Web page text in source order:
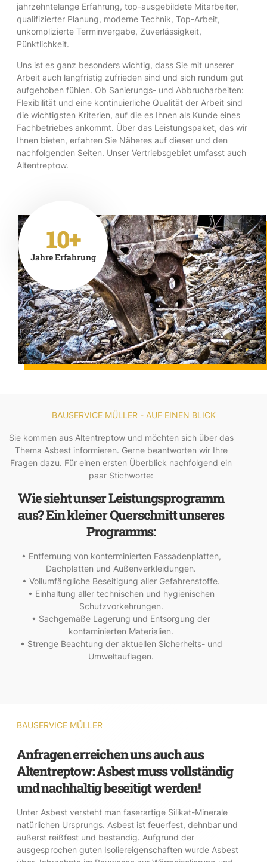
jahrzehntelange Erfahrung, top-ausgebildete Mitarbeiter,
qualifizierter Planung, moderne Technik, Top-Arbeit,
unkomplizierte Terminvergabe, Zuverlässigkeit,
Pünktlichkeit.
Uns ist es ganz besonders wichtig, dass Sie mit unserer
Arbeit auch langfristig zufrieden sind und sich rundum gut
aufgehoben fühlen. Ob Sanierungs- und Abbrucharbeiten:
Flexibilität und eine kontinuierliche Qualität der Arbeit sind
die wichtigsten Kriterien, auf die es Ihnen als Kunde eines
Fachbetriebes ankommt. Über das Leistungspaket, das wir
Ihnen bieten, erfahren Sie Näheres auf dieser und den
nachfolgenden Seiten. Unser Vertriebsgebiet umfasst auch
Altentreptow.
10+
Jahre Erfahrung
BAUSERVICE MÜLLER - AUF EINEN BLICK
Sie kommen aus Altentreptow und möchten sich über das
Thema Asbest informieren. Gerne beantworten wir Ihre
Fragen dazu. Für einen ersten Überblick nachfolgend ein
paar Stichworte:
Wie sieht unser Leistungsprogramm
aus? Ein kleiner Querschnitt unseres
Programms:
• Entfernung von konterminierten Fassadenplatten,
Dachplatten und Außenverkleidungen.
• Vollumfängliche Beseitigung aller Gefahrenstoffe.
• Einhaltung aller technischen und hygienischen
Schutzvorkehrungen.
• Sachgemäße Lagerung und Entsorgung der
kontaminierten Materialien.
• Strenge Beachtung der aktuellen Sicherheits- und
Umweltauflagen.
BAUSERVICE MÜLLER
Anfragen erreichen uns auch aus
Altentreptow: Asbest muss vollständig
und nachhaltig beseitigt werden!
Unter Asbest versteht man faserartige Silikat-Minerale
natürlichen Ursprungs. Asbest ist feuerfest, dehnbar und
äußerst reißfest und beständig. Aufgrund der
ausgesprochen guten Isoliereigenschaften wurde Asbest